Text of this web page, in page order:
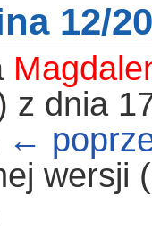
12/
z dnia
←
wersji